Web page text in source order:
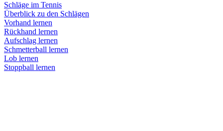
Schläge im Tennis
Überblick zu den Schlägen
Vorhand lernen
Rückhand lernen
Aufschlag lernen
Schmetterball lernen
Lob lernen
Stoppball lernen